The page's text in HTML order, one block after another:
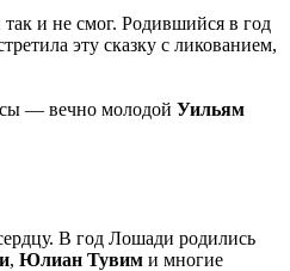
и не смог. Родившийся в год
эту сказку с ликованием,
— вечно молодой Уильям
В год Лошади родились
, Юлиан Тувим и многие